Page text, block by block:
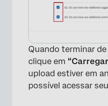
Quando terminar
clique em
upload estiver em
possível acessar